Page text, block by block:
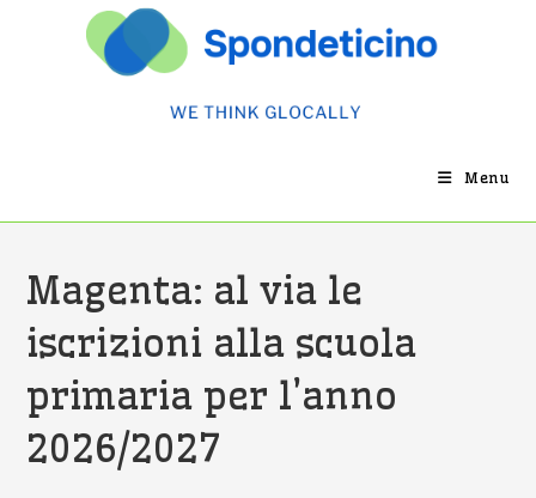
Menu
Magenta: al via le
iscrizioni alla scuola
primaria per l’anno
2026/2027